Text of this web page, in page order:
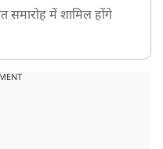
समारोह में शामिल होंगे